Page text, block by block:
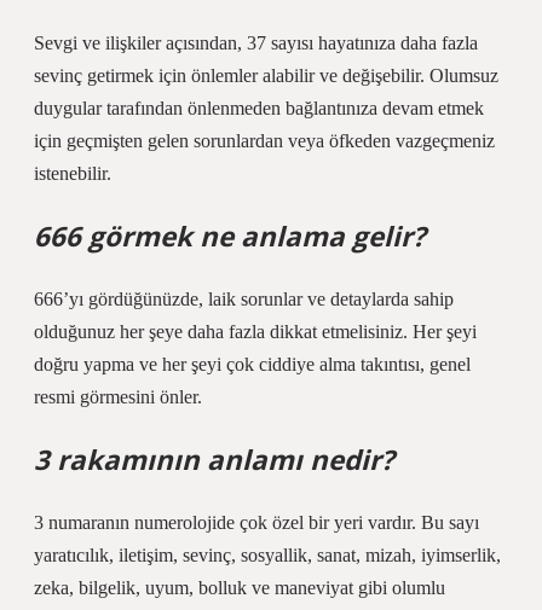
Sevgi ve ilişkiler açısından, 37 sayısı hayatınıza daha fazla
sevinç getirmek için önlemler alabilir ve değişebilir. Olumsuz
duygular tarafından önlenmeden bağlantınıza devam etmek
için geçmişten gelen sorunlardan veya öfkeden vazgeçmeniz
istenebilir.
666 görmek ne anlama gelir?
666’yı gördüğünüzde, laik sorunlar ve detaylarda sahip
olduğunuz her şeye daha fazla dikkat etmelisiniz. Her şeyi
doğru yapma ve her şeyi çok ciddiye alma takıntısı, genel
resmi görmesini önler.
3 rakamının anlamı nedir?
3 numaranın numerolojide çok özel bir yeri vardır. Bu sayı
yaratıcılık, iletişim, sevinç, sosyallik, sanat, mizah, iyimserlik,
zeka, bilgelik, uyum, bolluk ve maneviyat gibi olumlu